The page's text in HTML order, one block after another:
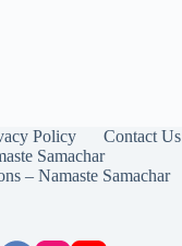
Policy
Contact Us
Samachar
– Namaste Samachar